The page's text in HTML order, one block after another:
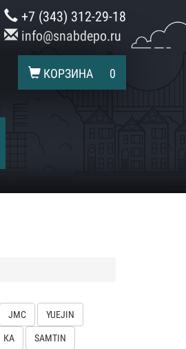
+7 (343) 312-29-18
info@snabdepo.ru
КОРЗИНА 0
JMC YUEJIN
КА SAMTIN